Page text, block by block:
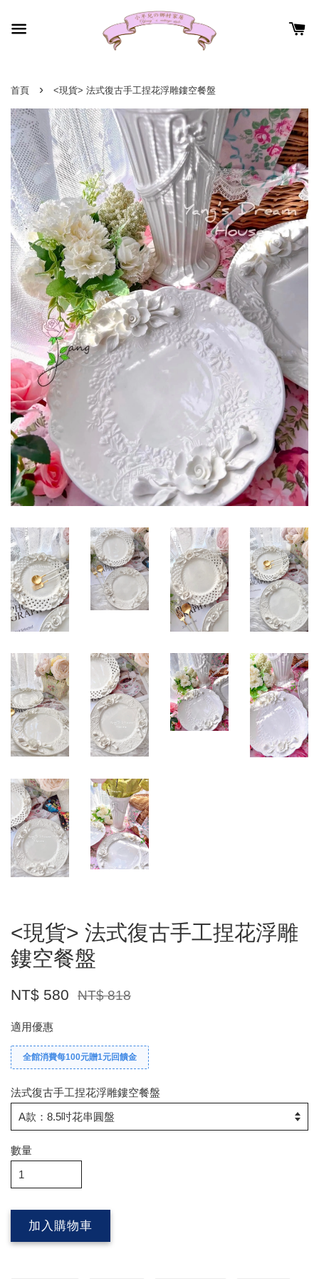
首頁 › <現貨> 法式復古手工捏花浮雕鏤空餐盤
<現貨> 法式復古手工捏花浮雕
鏤空餐盤
NT$ 580 NT$ 818
適用優惠
全館消費每100元贈1元回饋金
法式復古手工捏花浮雕鏤空餐盤
數量
加入購物車